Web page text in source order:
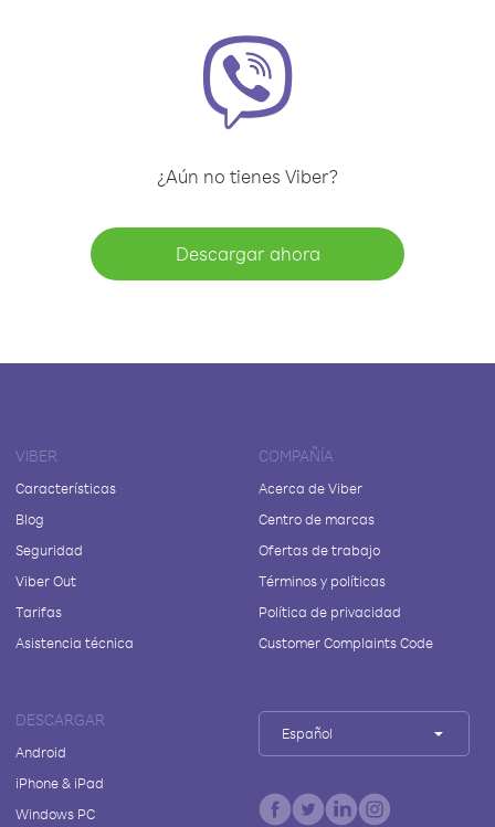
¿Aún no tienes Viber?
Descargar ahora
VIBER
Características
Blog
Seguridad
Viber Out
Tarifas
Asistencia técnica
COMPAÑÍA
Acerca de Viber
Centro de marcas
Ofertas de trabajo
Términos y políticas
Política de privacidad
Customer Complaints Code
DESCARGAR
Android
iPhone & iPad
Windows PC
Español